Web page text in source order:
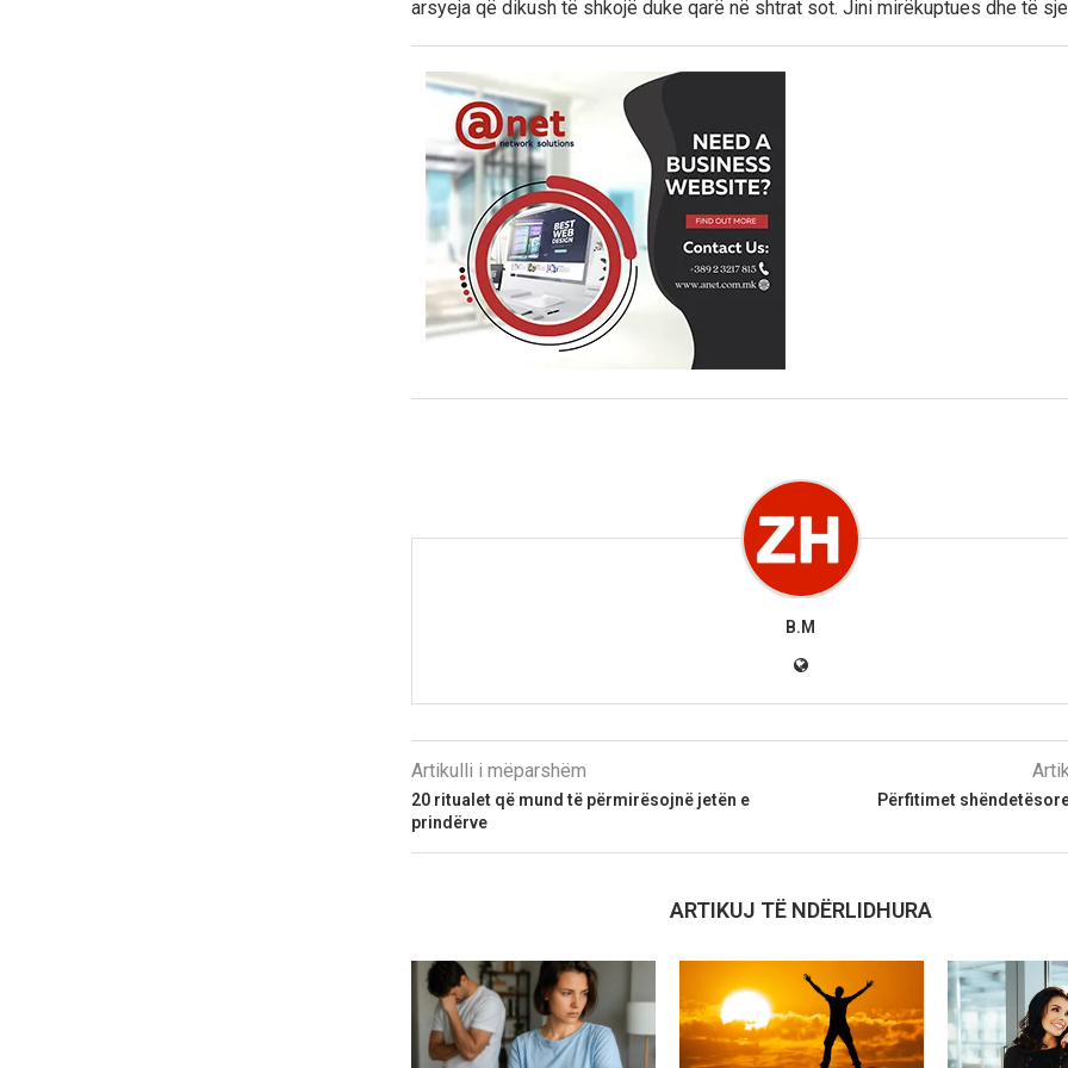
arsyeja që dikush të shkojë duke qarë në shtrat sot. Jini mirëkuptues dhe të
B.M
Artikulli i mëparshëm
20 ritualet që mund të përmirësojnë jetën e
prindërve
Përfitimet
ARTIKUJ TË NDËRLIDHURA